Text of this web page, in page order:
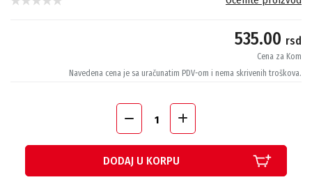
535.00 rsd
Cena za Kom
Navedena cena je sa uračunatim PDV-om i nema skrivenih troškova.
DODAJ U KORPU